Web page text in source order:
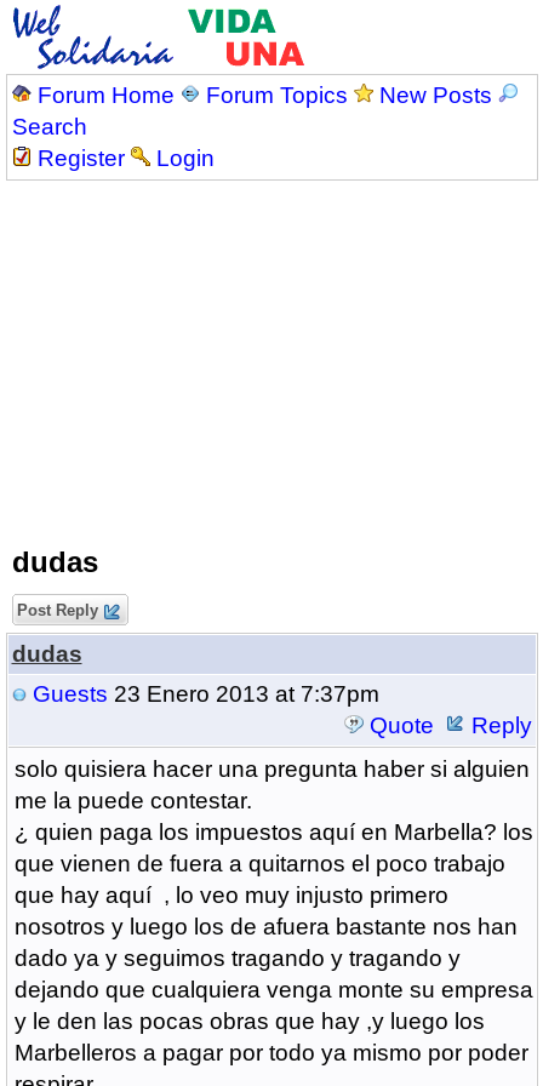
Forum Home Forum Topics
New Posts
Search
Register
Login
dudas
Post Reply
dudas
Guests 23 Enero 2013 at 7:37pm
Quote
Reply
solo quisiera hacer una pregunta haber si alguien
me la puede contestar.
¿ quien paga los impuestos aquí en Marbella? los
que vienen de fuera a quitarnos el poco trabajo
que hay aquí , lo veo muy injusto primero
nosotros y luego los de afuera bastante nos han
dado ya y seguimos tragando y tragando y
dejando que cualquiera venga monte su empresa
y le den las pocas obras que hay ,y luego los
Marbelleros a pagar por todo ya mismo por poder